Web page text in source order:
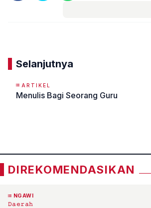
Selanjutnya
ARTIKEL
Menulis Bagi Seorang Guru
DIREKOMENDASIKAN
NGAWI
𝙳𝚊𝚎𝚛𝚊𝚑